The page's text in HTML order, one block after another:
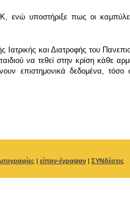
ενώ υποστήριξε πως οι
και Διατροφής του
να τεθεί στην κρίση κάθε
επιστημονικά δεδομένα, τόσο
| είπαν-έγραψαν | ΣΥΝδέσεις